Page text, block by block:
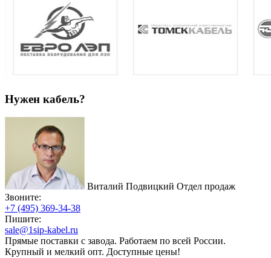
Нужен кабель?
Виталий Подвицкий Отдел продаж
Звоните:
+7 (495) 369-34-38
Пишите:
sale@1sip-kabel.ru
Прямые поставки с завода. Работаем по всей России.
Крупный и мелкий опт. Доступные цены!